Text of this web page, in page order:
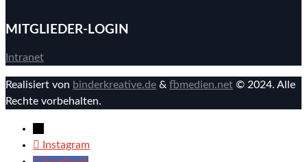
MITGLIEDER-LOGIN
Intranet
Realisiert von binderkreative.de & fbmedien.net © 2024. Alle
Rechte vorbehalten.
Instagram